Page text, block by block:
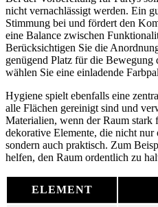
nicht vernachlässigt werden. Ein
Stimmung bei und fördert den
eine Balance zwischen
Berücksichtigen Sie die
genügend Platz für die Bewegung
wählen Sie eine einladende
Hygiene spielt ebenfalls eine
alle Flächen gereinigt sind und
Materialien, wenn der Raum
dekorative Elemente, die nicht nur
sondern auch praktisch. Zum
helfen, den Raum ordentlich zu
ELEMENT